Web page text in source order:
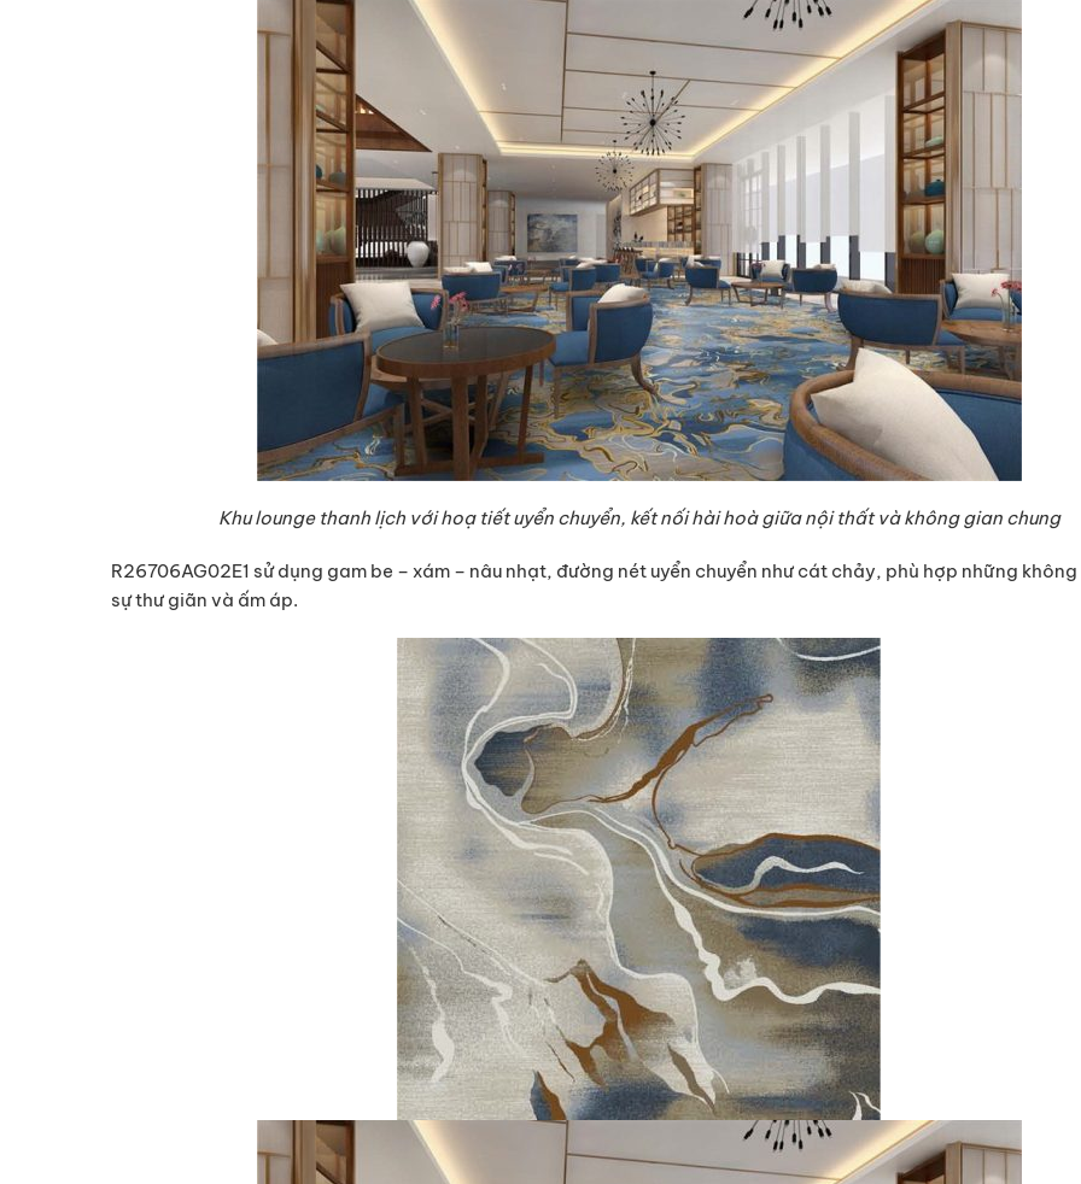
Khu lounge thanh lịch với hoạ tiết uyển chuyển, kết nối hài hoà giữa nội thất và không gian chung
R26706AG02E1 sử dụng gam be – xám – nâu nhạt, đường nét uyển chuyển như cát chảy, phù hợp những
sự thư giãn và ấm áp.